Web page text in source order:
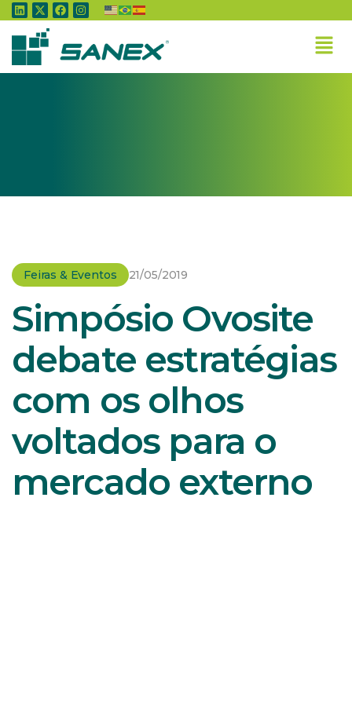
Home » Feiras & Eventos
Simpósio Ovosite debate estratégias com os olhos
voltados para o mercado externo
Feiras & Eventos 21/05/2019
Simpósio Ovosite
debate estratégias
com os olhos
voltados para o
mercado externo